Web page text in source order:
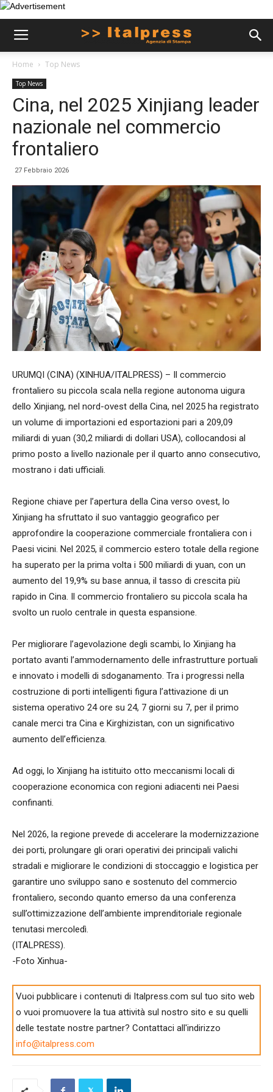
Home Top News
Top News
Cina, nel 2025 Xinjiang leader
nazionale nel commercio
frontaliero
27 Febbraio 2026
URUMQI (CINA) (XINHUA/ITALPRESS) – Il commercio
frontaliero su piccola scala nella regione autonoma uigura
dello Xinjiang, nel nord-ovest della Cina, nel 2025 ha registrato
un volume di importazioni ed esportazioni pari a 209,09
miliardi di yuan (30,2 miliardi di dollari USA), collocandosi al
primo posto a livello nazionale per il quarto anno consecutivo,
mostrano i dati ufficiali.
Regione chiave per l’apertura della Cina verso ovest, lo
Xinjiang ha sfruttato il suo vantaggio geografico per
approfondire la cooperazione commerciale frontaliera con i
Paesi vicini. Nel 2025, il commercio estero totale della regione
ha superato per la prima volta i 500 miliardi di yuan, con un
aumento del 19,9% su base annua, il tasso di crescita più
rapido in Cina. Il commercio frontaliero su piccola scala ha
svolto un ruolo centrale in questa espansione.
Per migliorare l’agevolazione degli scambi, lo Xinjiang ha
portato avanti l’ammodernamento delle infrastrutture portuali
e innovato i modelli di sdoganamento. Tra i progressi nella
costruzione di porti intelligenti figura l’attivazione di un
sistema operativo 24 ore su 24, 7 giorni su 7, per il primo
canale merci tra Cina e Kirghizistan, con un significativo
aumento dell’efficienza.
Ad oggi, lo Xinjiang ha istituito otto meccanismi locali di
cooperazione economica con regioni adiacenti nei Paesi
confinanti.
Nel 2026, la regione prevede di accelerare la modernizzazione
dei porti, prolungare gli orari operativi dei principali valichi
stradali e migliorare le condizioni di stoccaggio e logistica per
garantire uno sviluppo sano e sostenuto del commercio
frontaliero, secondo quanto emerso da una conferenza
sull’ottimizzazione dell’ambiente imprenditoriale regionale
tenutasi mercoledì.
(ITALPRESS).
-Foto Xinhua-
Vuoi pubblicare i contenuti di Italpress.com sul tuo sito web
o vuoi promuovere la tua attività sul nostro sito e su quelli
delle testate nostre partner? Contattaci all'indirizzo
info@italpress.com